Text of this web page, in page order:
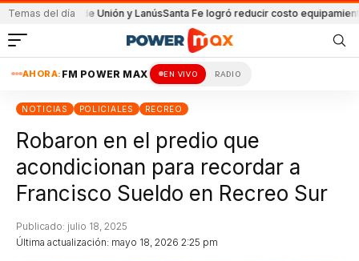
Temas del día
de Unión y LanúsSanta Fe logró reducir costo equipamiento
AHORA: FM POWER MAX EN VIVO RADIO
NOTICIAS POLICIALES RECREO
Robaron en el predio que
acondicionan para recordar a
Francisco Sueldo en Recreo Sur
Última actualización: mayo 18, 2026 2:25 pm
Publicado: julio 18, 2025